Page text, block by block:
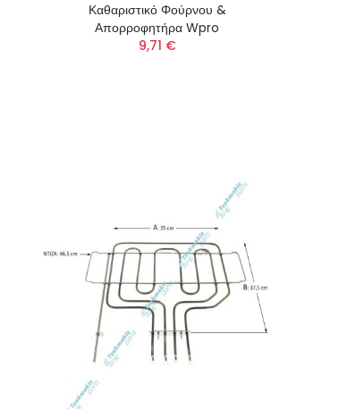
Καθαριστικό Φούρνου &
Απορροφητήρα Wpro
9,71 €